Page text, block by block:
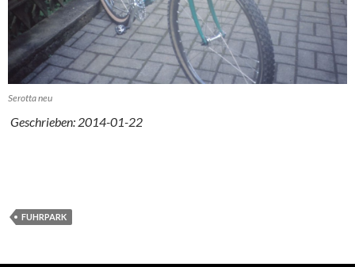
Serotta neu
Geschrieben: 2014-01-22
FUHRPARK